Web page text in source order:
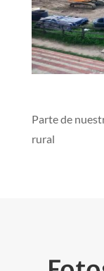
Parte de
rural